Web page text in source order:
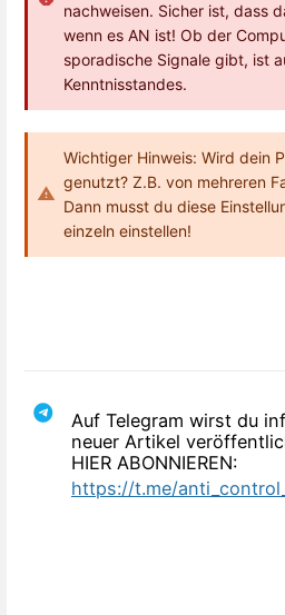
nachweisen. Sicher ist, dass
wenn es AN ist! Ob der
sporadische Signale gibt, ist
Kenntnisstandes.
Wichtiger Hinweis: Wird dein
genutzt? Z.B. von mehreren
Dann musst du diese
einzeln einstellen!
Auf Telegram wirst du
neuer Artikel
HIER ABONNIEREN:
https://t.me/